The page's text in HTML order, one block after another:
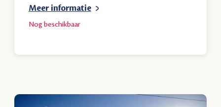
Nog beschikbaar
Meer informatie